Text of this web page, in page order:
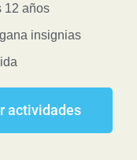
12 años
insignias
actividades